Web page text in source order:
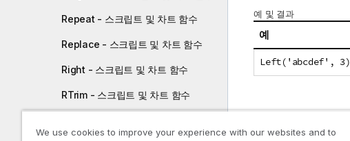
Repeat - 스크립트 및 차트 함수
Replace - 스크립트 및 차트 함수
Right - 스크립트 및 차트 함수
RTrim - 스크립트 및 차트 함수
예 및 결과
예
Left('abcdef', 3)
자세한 정보
We use cookies to improve your experience with our websites and to